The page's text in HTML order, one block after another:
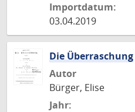
Importdatum:
03.04.2019
Die Überraschung
Autor
Bürger, Elise
Jahr: